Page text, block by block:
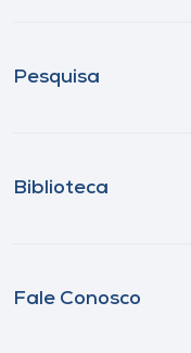
Pesquisa
Biblioteca
Fale Conosco